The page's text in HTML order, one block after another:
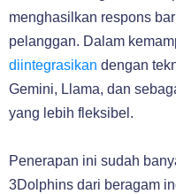
menghasilkan respons
pelanggan. Dalam
diintegrasikan dengan
Gemini, Llama, dan
yang lebih fleksibel.
Penerapan ini sudah
3Dolphins dari beragam